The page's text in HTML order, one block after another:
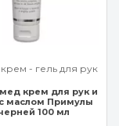
- гель для рук
крем для рук и
маслом Примулы
100 мл